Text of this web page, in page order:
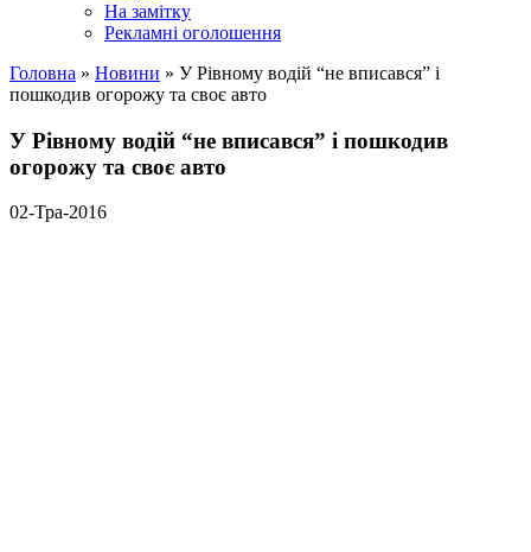
На замітку
Рекламні оголошення
Головна » Новини » У Рівному водій “не вписався” і
пошкодив огорожу та своє авто
У Рівному водій “не вписався” і пошкодив
огорожу та своє авто
02-Тра-2016